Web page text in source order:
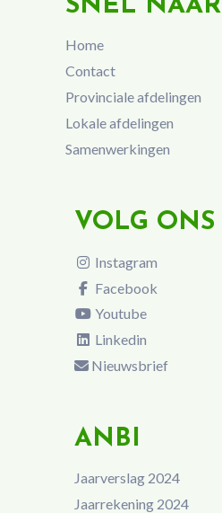
SNEL NAAR
Home
Contact
Provinciale afdelingen
Lokale afdelingen
Samenwerkingen
VOLG ONS
Instagram
Facebook
Youtube
Linkedin
Nieuwsbrief
ANBI
Jaarverslag 2024
Jaarrekening 2024